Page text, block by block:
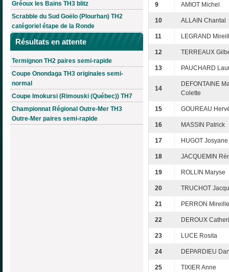
Gréoux les Bains TH3 blitz
Scrabble du Sud Goëlo (Plourhan) TH2
catégoriel étape de la Ronde
Résultats en attente
Termignon TH2 paires semi-rapide
Coupe Onondaga TH3 originales semi-
normal
Coupe Imokursi (Rimouski (Québec)) TH7
Championnat Régional Outre-Mer TH3
Outre-Mer paires semi-rapide
9 AMIOT Michel
10 ALLAIN Chantal
11 LEGRAND
12 TERREAUX
13 PAUCHARD
14
DEFONTAINE
Colette
15 GOUREAU
16 MASSIN Patrick
17 HUGOT Josyane
18 JACQUEMIN
19 ROLLIN Maryse
20 TRUCHOT
21 PERRON Mireille
22 DEROUX
23 LUCE Rosita
24 DEPARDIEU
25 TIXIER Anne